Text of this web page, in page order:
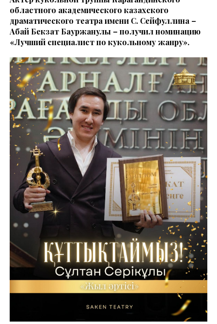
областного академического казахского
драматического театра имени С. Сейфуллина –
Абай Бекзат Бауржанулы – получил номинацию
«Лучший специалист по кукольному жанру».